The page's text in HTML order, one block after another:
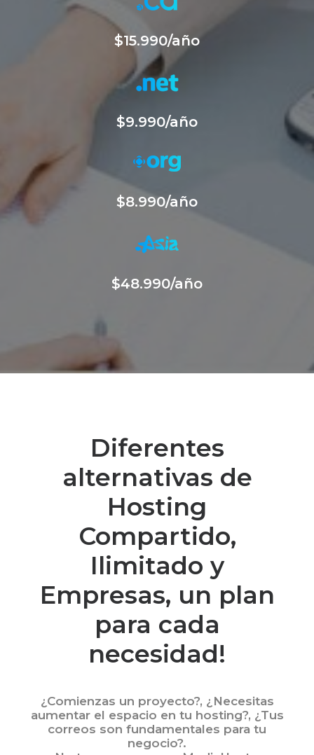
$15.990/año
$9.990/año
$8.990/año
$48.990/año
Diferentes
alternativas de
Hosting
Compartido,
Ilimitado y
Empresas, un plan
para cada
necesidad!
¿Comienzas un proyecto?, ¿Necesitas
aumentar el espacio en tu hosting?, ¿Tus
correos son fundamentales para tu
negocio?.